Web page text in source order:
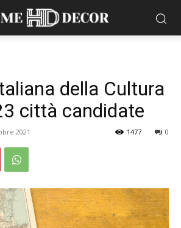
della Cultura
città candidate
2021 0
1477